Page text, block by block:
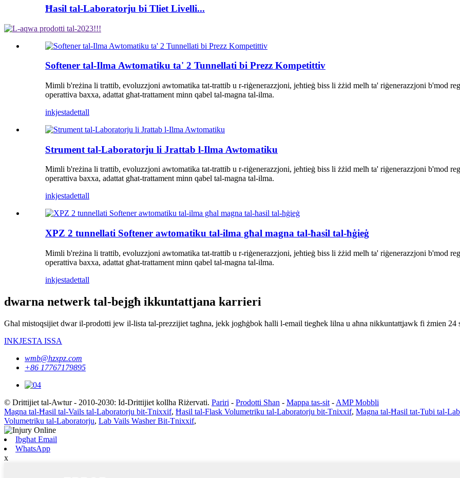
Ħasil ​​tal-Laboratorju bi Tliet Livelli...
Softener tal-Ilma Awtomatiku ta' 2 Tunnellati bi Prezz Kompetittiv
Mimli b'reżina li trattib, evoluzzjoni awtomatika tat-trattib u r-riġenerazzjoni, jeħtieġ biss li żżid melħ ta' riġenerazzjoni b'mod
operattiva baxxa, adattat għat-trattament minn qabel tal-magna tal-ilma.
inkjestadettall
Strument tal-Laboratorju li Jrattab l-Ilma Awtomatiku
Mimli b'reżina li trattib, evoluzzjoni awtomatika tat-trattib u r-riġenerazzjoni, jeħtieġ biss li żżid melħ ta' riġenerazzjoni b'mod
operattiva baxxa, adattat għat-trattament minn qabel tal-magna tal-ilma.
inkjestadettall
XPZ 2 tunnellati Softener awtomatiku tal-ilma għal magna tal-ħasil tal-ħġieġ
Mimli b'reżina li trattib, evoluzzjoni awtomatika tat-trattib u r-riġenerazzjoni, jeħtieġ biss li żżid melħ ta' riġenerazzjoni b'mod
operattiva baxxa, adattat għat-trattament minn qabel tal-magna tal-ilma.
inkjestadettall
dwarna netwerk tal-bejgħ ikkuntattjana karrieri
Għal mistoqsijiet dwar il-prodotti jew il-lista tal-prezzijiet tagħna, jekk jogħġbok ħalli l-email tiegħek lilna u aħna nikkuntattjawk fi żmien 24
INKJESTA ISSA
wmb@hzxpz.com
+86 17767179895
© Drittijiet tal-Awtur - 2010-2030: Id-Drittijiet kollha Riżervati. Pariri - Prodotti Sħan - Mappa tas-sit - AMP Mobbli
Magna tal-Ħasil ​​tal-Vails tal-Laboratorju bit-Tnixxif, Ħasil ​​tal-Flask Volumetriku tal-Laboratorju bit-Tnixxif, Magna tal-Ħasil ​​tat-Tubi tal-
Volumetriku tal-Laboratorju, Lab Vails Washer Bit-Tnixxif,
Ibgħat Email
WhatsApp
x